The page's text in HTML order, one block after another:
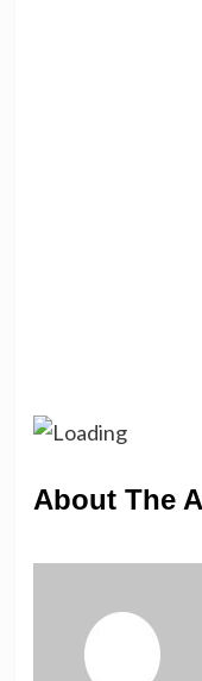
About The